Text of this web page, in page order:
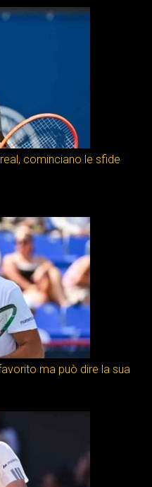
cominciano le sfide
ma può dire la sua